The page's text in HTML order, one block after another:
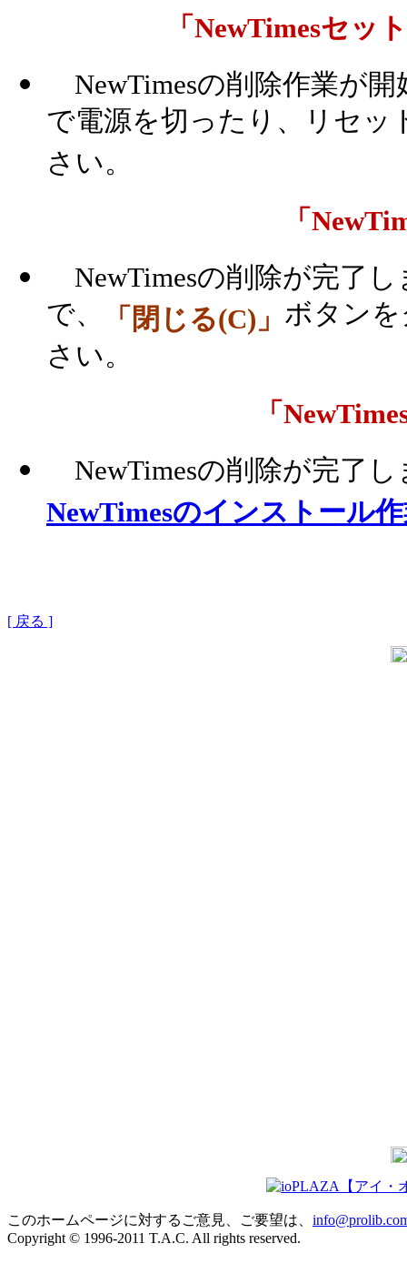
「NewTimesセッ
NewTimesの削除作業が
で電源を切ったり、リセ
さい。
「
NewTimesの削除が完了
で、 「閉じる(C)」 ボタン
さい。
「
NewTimesの削除が完了
NewTimesのインストール
[ 戻る ]
このホームページに対するご意見、ご要望は、
Copyright © 1996-2011 T.A.C. All rights reserved.